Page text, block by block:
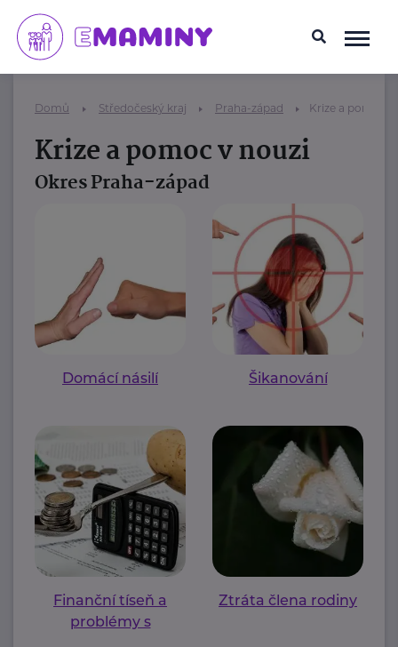
Domů Středočeský kraj Praha-západ Krize a pomoc
Krize a pomoc v nouzi
Okres Praha-západ
Domácí násilí Šikanování
Finanční tíseň a
problémy s
Ztráta člena rodiny